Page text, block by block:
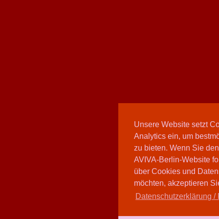
Unsere Website setzt
Analytics ein, um
zu bieten. Wenn Sie
AVIVA-Berlin-Website
über Cookies und
möchten, akzeptieren
Datenschutzerklärung /